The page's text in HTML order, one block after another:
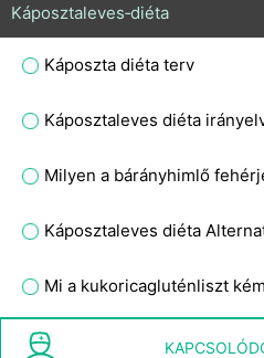
Káposztaleves‑diéta
Káposzta diéta terv
Káposztaleves diéta
Káposztaleves diéta
Mi a kukoricagluténliszt
Hogyan készítsünk húst és